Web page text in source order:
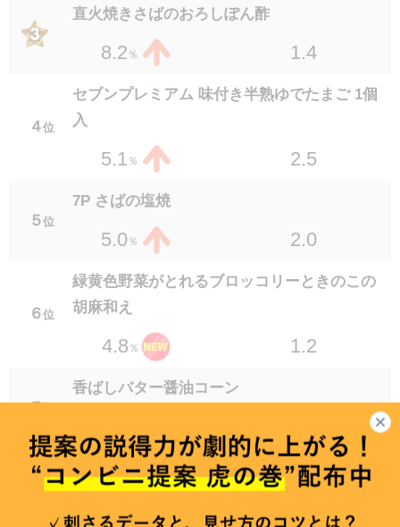
１７ 位
セブンプレミアム とろっとゆでたまご 1個
2.6 ％ 1.4
セブンプレミアム タン塩焼き 70g
セブンプレミアム 味付き半熟ゆでたまご 2個
入
2.5％ 2.2
セブンプレミアム 焼からふとししゃも
2.5％
野菜と食べる砂肝ポン酢
2.4 ％ 1.2
２１ 位
セブンプレミアム クワトロチーズのチーズハ
ンバーグ 100g
直火焼きさばのおろしぽん酢
8.2 ％ 1.4
４ 位
セブンプレミアム 味付き半熟ゆでたまご 1個
入
5.1 ％ 2.5
５ 位
7P さばの塩焼
5.0％ 2.0
６ 位
緑黄色野菜がとれるブロッコリーときのこの
胡麻和え
4.8 ％ 1.2
７
香ばしバター醤油コーン
位
やみつき香味ダレのとろっと韓国風煮たまご